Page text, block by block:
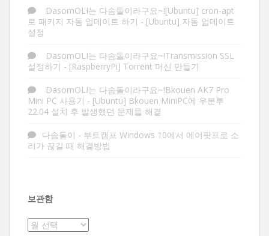
DasomOLI는 다솜돌이라구요~![Ubuntu] cron-apt
로 패키지 자동 업데이트 하기 - [Ubuntu] 자동 업데이트
설정
DasomOLI는 다솜돌이라구요~!Transmission SSL
설정하기 - [RaspberryPi] Torrent 머신 만들기
DasomOLI는 다솜돌이라구요~!Bkouen AK7 Pro
Mini PC 사용기 - [Ubuntu] Bkouen MiniPC에 우분투
22.04 설치 후 발생했던 문제들 해결
다솜돌이 - 부트캠프 Windows 10에서 에어팟프로 소
리가 끊길 때 해결방법
보관함
보